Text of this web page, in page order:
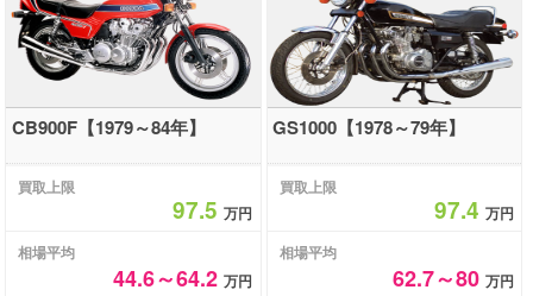
CB900F【1979～84年】
買取上限
97.5万円
相場平均
44.6～64.2万円
GS1000【1978～79年】
買取上限
97.4 万円
相場平均
62.7～80 万円